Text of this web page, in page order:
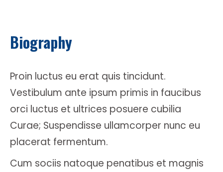
Biography
Proin luctus eu erat quis tincidunt.
Vestibulum ante ipsum primis in faucibus
orci luctus et ultrices posuere cubilia
Curae; Suspendisse ullamcorper nunc eu
placerat fermentum.
Cum sociis natoque penatibus et magnis